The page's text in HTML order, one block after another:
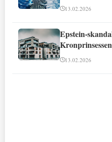
13.02.2026
Epstein-
involvert
13.02.2026